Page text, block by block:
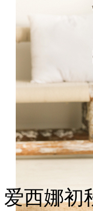
爱西娜初